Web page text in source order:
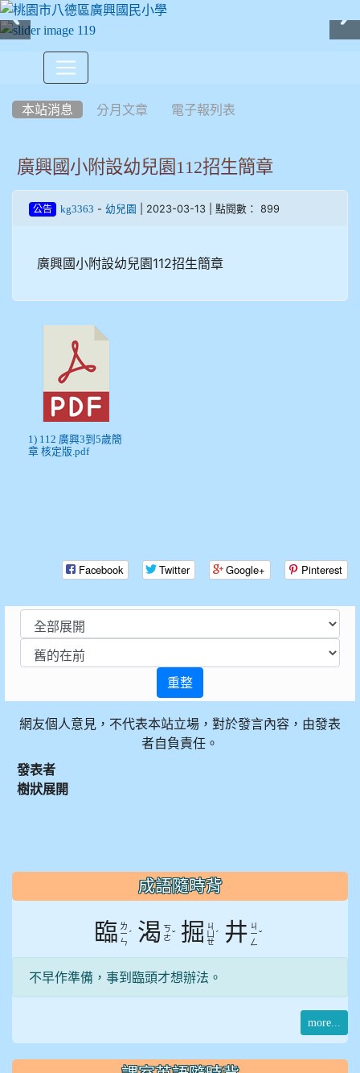
本站消息 分月文章 電子報列表
廣興國小附設幼兒園112招生簡章
公告 kg3363 - 幼兒園 | 2023-03-13 | 點閱數： 899
廣興國小附設幼兒園112招生簡章
1) 112 廣興3到5歲簡
章 核定版.pdf
Facebook Twitter Google+ Pinterest
重整
網友個人意見，不代表本站立場，對於發言內容，由發表
者自負責任。
發表者
樹狀展開
::: 成語隨時背
臨 ㄌ
ㄧ
ㄣ
ˊ 渴 ㄎ
ㄜˇ 掘 ㄐ
ㄝ
ˊ 井 ㄐ
ㄧ
ㄥ
ˇ
不早作準備，事到臨頭才想辦法。
more...